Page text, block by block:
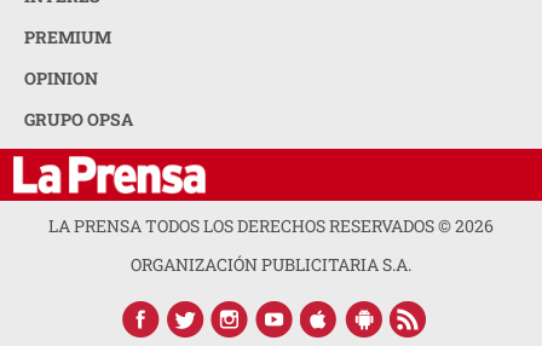
PREMIUM
OPINION
GRUPO OPSA
LA PRENSA TODOS LOS DERECHOS RESERVADOS ©2026
ORGANIZACIÓN PUBLICITARIA S.A.